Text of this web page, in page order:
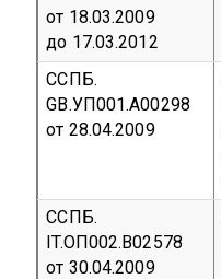
от 18.03.2009
до 17.03.2012
ССПБ.
GB.УП001.А00298
от 28.04.2009
ССПБ.
IT.ОП002.В02578
от 30.04.2009